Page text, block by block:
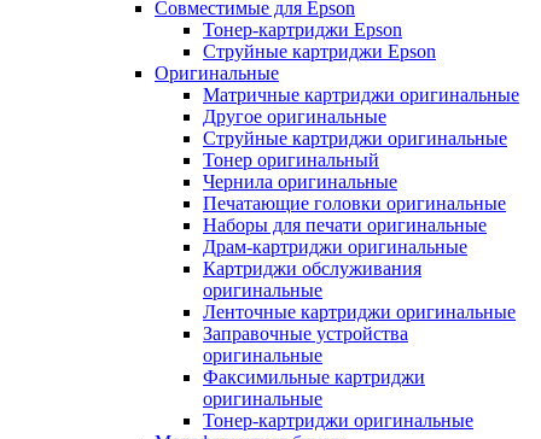
Совместимые для Epson
Тонер-картриджи Epson
Струйные картриджи Epson
Оригинальные
Матричные картриджи оригинальные
Другое оригинальные
Струйные картриджи оригинальные
Тонер оригинальный
Чернила оригинальные
Печатающие головки оригинальные
Наборы для печати оригинальные
Драм-картриджи оригинальные
Картриджи обслуживания
оригинальные
Ленточные картриджи оригинальные
Заправочные устройства
оригинальные
Факсимильные картриджи
оригинальные
Тонер-картриджи оригинальные